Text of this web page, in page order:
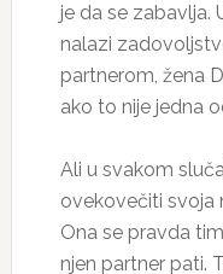
je da se zabavlja.
nalazi
partnerom, žena
ako to nije jedna
Ali u svakom
ovekovečiti svoja
Ona se pravda
njen partner pati.